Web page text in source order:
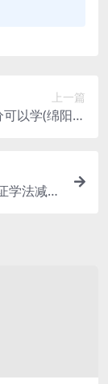
上一篇
以学(绵阳驾
学法减分